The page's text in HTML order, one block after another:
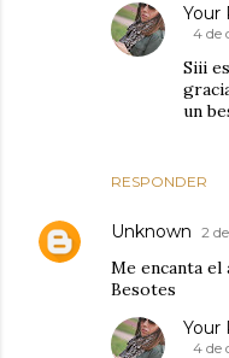
RESPONDER
Your
4 de
Siii
un
Unknown 2
Me encanta el
Besotes
Your
4 de